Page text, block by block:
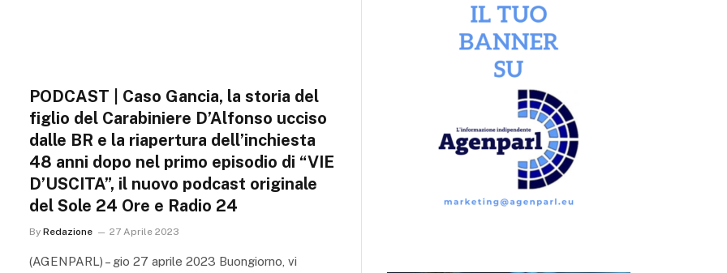
PODCAST | Caso Gancia, la storia del
figlio del Carabiniere D’Alfonso ucciso
dalle BR e la riapertura dell’inchiesta
48 anni dopo nel primo episodio di “VIE
D’USCITA”, il nuovo podcast originale
del Sole 24 Ore e Radio 24
By Redazione 27 Aprile 2023
(AGENPARL) – gio 27 aprile 2023 Buongiorno, vi